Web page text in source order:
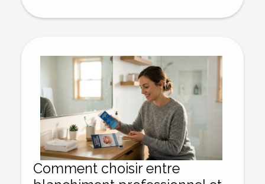
Comment choisir entre